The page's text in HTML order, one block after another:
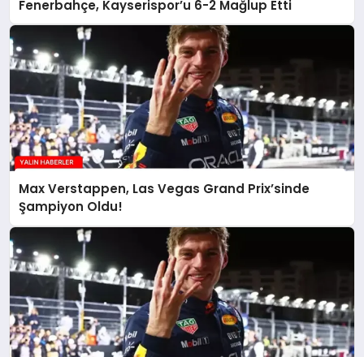
Fenerbahçe, Kayserispor’u 6-2 Mağlup Etti
Max Verstappen, Las Vegas Grand Prix’sinde
Şampiyon Oldu!